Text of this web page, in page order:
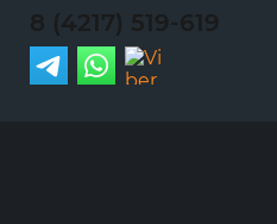
8 (4217) 519-619